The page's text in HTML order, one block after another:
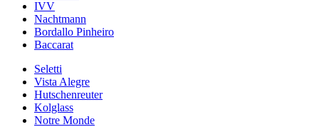
IVV
Nachtmann
Bordallo Pinheiro
Baccarat
Seletti
Vista Alegre
Hutschenreuter
Kolglass
Notre Monde